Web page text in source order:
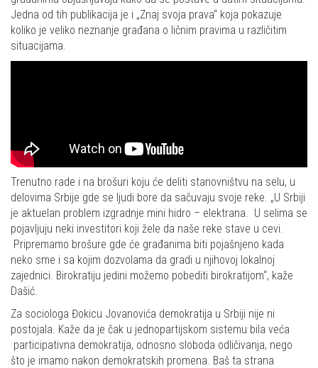
Jedna od tih publikacija je i „Znaj svoja prava“ koja pokazuje
koliko je veliko neznanje građana o ličnim pravima u različitim
situacijama.
Trenutno rade i na brošuri koju će deliti stanovništvu na selu, u
delovima Srbije gde se ljudi bore da sačuvaju svoje reke. „U Srbiji
je aktuelan problem izgradnje mini hidro – elektrana. U selima se
pojavljuju neki investitori koji žele da naše reke stave u cevi.
Pripremamo brošure gde će građanima biti pojašnjeno kada
neko sme i sa kojim dozvolama da gradi u njihovoj lokalnoj
zajednici. Birokratiju jedini možemo pobediti birokratijom“, kaže
Dašić.
Za sociologa Đokicu Jovanovića demokratija u Srbiji nije ni
postojala. Kaže da je čak u jednopartijskom sistemu bila veća
participativna demokratija, odnosno sloboda odličivanja, nego
što je imamo nakon demokratskih promena. Baš ta strana